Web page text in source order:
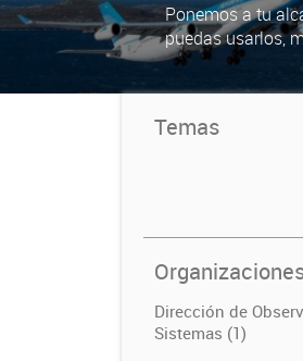
Ponemos a tu
puedas usarlos,
Temas
Dirección de
Sistemas (1)